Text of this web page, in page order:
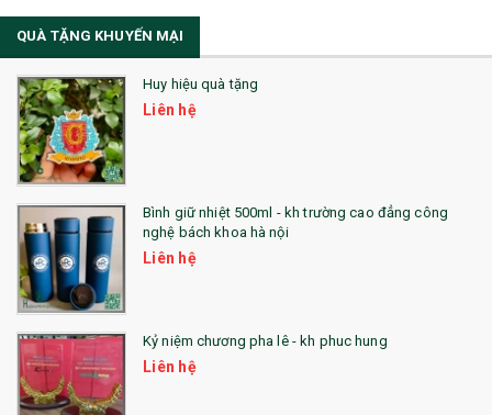
QUÀ TẶNG KHUYẾN MẠI
Huy hiệu quà tặng
Liên hệ
Bình giữ nhiệt 500ml - kh trường cao đẳng công
nghệ bách khoa hà nội
Liên hệ
Kỷ niệm chương pha lê - kh phuc hung
Liên hệ